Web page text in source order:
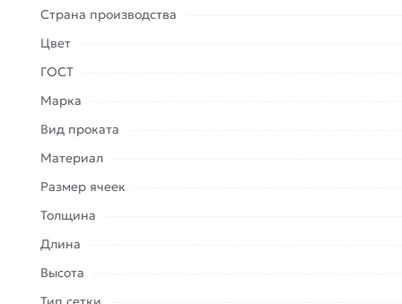
Основной сферой применения является
конструкций;
кирпичной или блочной кладки;
штукатурных работ;
укрепления основания дорожного
полотна;
ограждений.
Страна производства
Цвет
ГОСТ
Марка
Вид проката
Материал
Размер ячеек
Толщина
Длина
Высота